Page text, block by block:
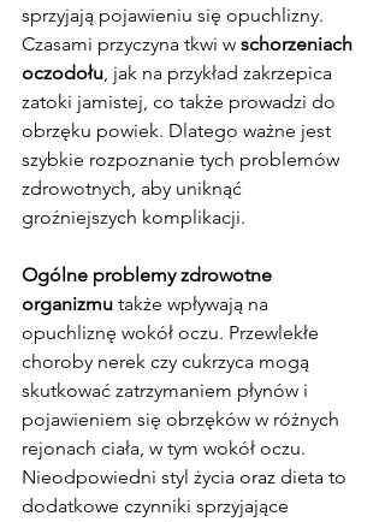
sprzyjają pojawieniu się opuchlizny.
Czasami przyczyna tkwi w schorzeniach
oczodołu, jak na przykład zakrzepica
zatoki jamistej, co także prowadzi do
obrzęku powiek. Dlatego ważne jest
szybkie rozpoznanie tych problemów
zdrowotnych, aby uniknąć
groźniejszych komplikacji.
Ogólne problemy zdrowotne
organizmu także wpływają na
opuchliznę wokół oczu. Przewlekłe
choroby nerek czy cukrzyca mogą
skutkować zatrzymaniem płynów i
pojawieniem się obrzęków w różnych
rejonach ciała, w tym wokół oczu.
Nieodpowiedni styl życia oraz dieta to
dodatkowe czynniki sprzyjające